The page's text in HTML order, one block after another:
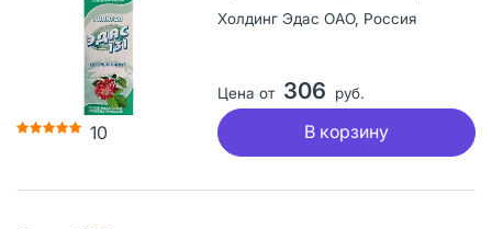
10
Холдинг Эдас ОАО, Россия
Цена от 306 руб.
В корзину